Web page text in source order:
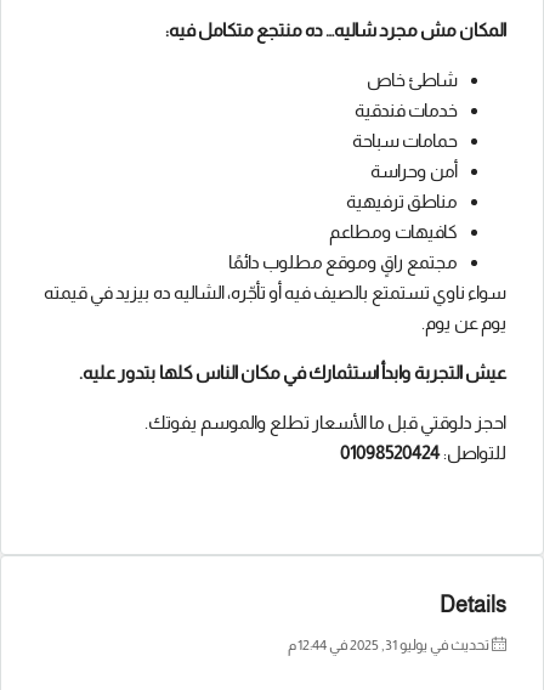
المكان مش مجرد شاليه… ده منتجع متكامل فيه:
شاطئ خاص
خدمات فندقية
حمامات سباحة
أمن وحراسة
مناطق ترفيهية
كافيهات ومطاعم
مجتمع راقٍ وموقع مطلوب دائمًا
سواء ناوي تستمتع بالصيف فيه أو تأجّره، الشاليه ده بيزيد في قيمته
يوم عن يوم.
عيش التجربة وابدأ استثمارك في مكان الناس كلها بتدور عليه.
احجز دلوقتي قبل ما الأسعار تطلع والموسم يفوتك.
للتواصل:01098520424
Details
تحديث في يوليو 31, 2025 في 12:44 م